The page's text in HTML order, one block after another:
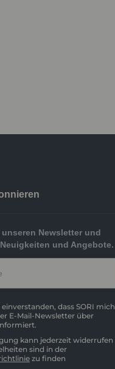
Newsletter und
und Angebote.
dass SORI mich
E-Mail-Newsletter über
kann jederzeit widerrufen
sind in der
zu finden